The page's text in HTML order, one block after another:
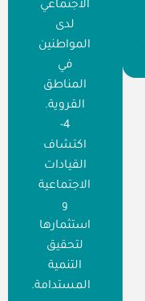
الاجتماعي
لدى
المواطنين
في
المناطق
القروية.
4-
اكتشاف
القيادات
الاجتماعية
و
استثمارها
لتحقيق
التنمية
المستدامة.